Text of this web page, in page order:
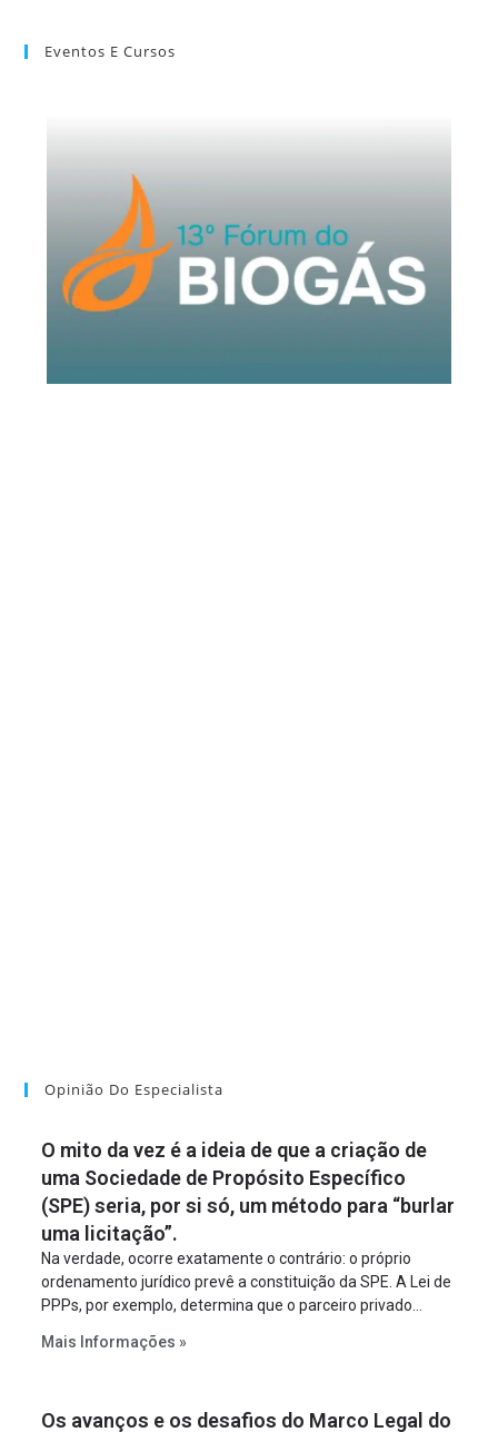
Eventos E Cursos
Opinião Do Especialista
O mito da vez é a ideia de que a criação de
uma Sociedade de Propósito Específico
(SPE) seria, por si só, um método para “burlar
uma licitação”.
Na verdade, ocorre exatamente o contrário: o próprio
ordenamento jurídico prevê a constituição da SPE. A Lei de
PPPs, por exemplo, determina que o parceiro privado
empreendimento. Ou seja, a suposta “fraude à licitação” é
projeto a projeto.
Mais Informações »
Os avanços e os desafios do Marco Legal do